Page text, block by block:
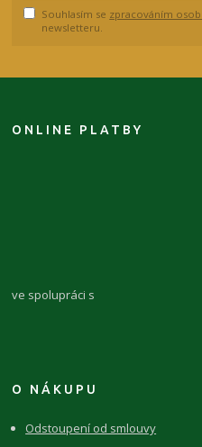
Souhlasím se zpracováním
newsletteru.
ONLINE PLATBY
ve spolupráci s
O NÁKUPU
Odstoupení od smlouvy